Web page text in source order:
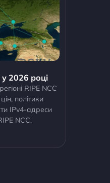
у 2026 році
RIPE NCC
політики
IPv4-адреси
NCC.